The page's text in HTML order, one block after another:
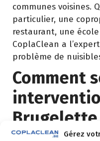
Gérez
communes voisines.
particulier, une
restaurant, une
CoplaClean a
problème de
Comment
Brugelette